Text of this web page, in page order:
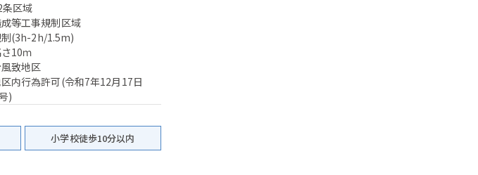
条区域
成等工事規制区域
制(3h-2h/1.5m)
10ｍ
致地区
区内行為許可(令和7年12月17日
)
小学校徒歩10分以内